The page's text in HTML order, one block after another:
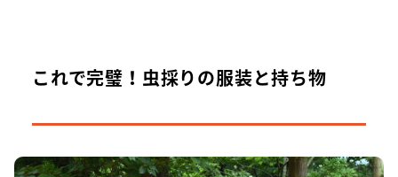
これで完璧！虫採りの服装と持ち物